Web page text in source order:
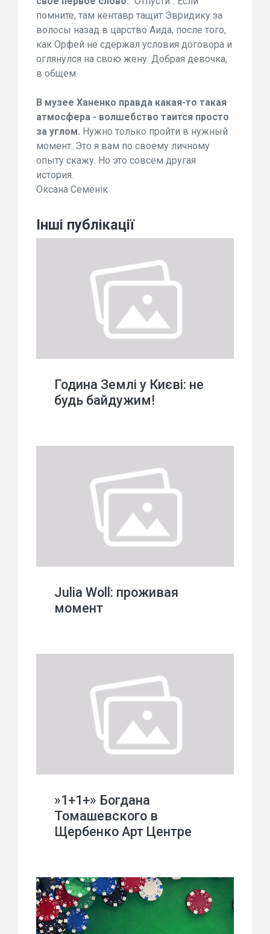
помните, там кентавр тащит Эвридику за
волосы назад в царство Аида, после того,
как Орфей не сдержал условия договора и
оглянулся на свою жену. Добрая девочка,
в общем.
В музее Ханенко правда какая-то такая
атмосфера - волшебство таится просто
за углом. Нужно только пройти в нужный
момент. Это я вам по своему личному
опыту скажу. Но это совсем другая
история.
Оксана Семенік
Інші публікації
Година Землі у Києві: не
будь байдужим!
Julia Woll: проживая
момент
»1+1+» Богдана
Томашевского в
Щербенко Арт Центре